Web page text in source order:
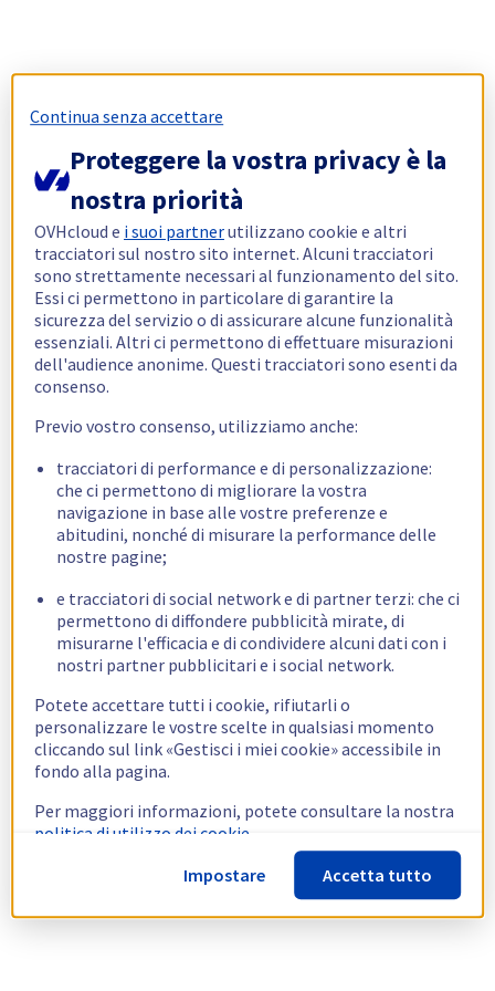
Continua senza accettare
Proteggere la vostra privacy è la
nostra priorità
OVHcloud e i suoi partnerutilizzano cookie e altri
tracciatori sul nostro sito internet. Alcuni tracciatori
sono strettamente necessari al funzionamento del sito.
Essi ci permettono in particolare di garantire la
sicurezza del servizio o di assicurare alcune funzionalità
essenziali. Altri ci permettono di effettuare misurazioni
dell'audience anonime. Questi tracciatori sono esenti da
consenso.
Previo vostro consenso, utilizziamo anche:
tracciatori di performance e di personalizzazione:
che ci permettono di migliorare la vostra
navigazione in base alle vostre preferenze e
abitudini, nonché di misurare la performance delle
nostre pagine;
e tracciatori di social network e di partner terzi: che ci
permettono di diffondere pubblicità mirate, di
misurarne l'efficacia e di condividere alcuni dati con i
nostri partner pubblicitari e i social network.
Potete accettare tutti i cookie, rifiutarli o
personalizzare le vostre scelte in qualsiasi momento
cliccando sul link «Gestisci i miei cookie» accessibile in
fondo alla pagina.
Per maggiori informazioni, potete consultare la nostra
politica di utilizzo dei cookie.
Impostare
Accetta tutto